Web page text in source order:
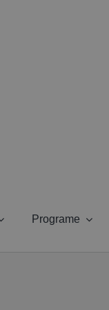
Programe